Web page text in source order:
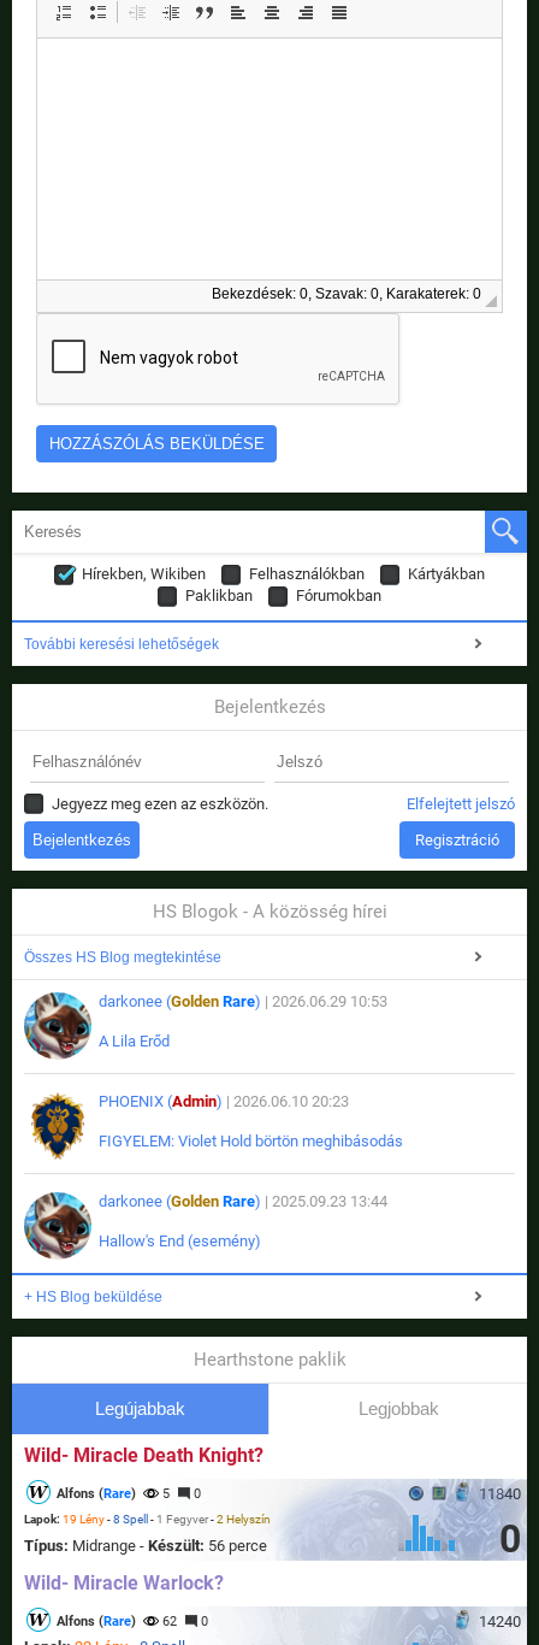
Bekezdések: 0, Szavak: 0, Karakaterek: 0
Hírekben, Wikiben Felhasználókban
Kártyákban
Paklikban
Fórumokban
További keresési lehetőségek
Bejelentkezés
Jegyezz meg ezen az eszközön. Elfelejtett jelszó
Regisztráció
HS Blogok - A közösség hírei
Összes HS Blog megtekintése
darkonee (Golden Rare) | 2026.06.29 10:53
A Lila Erőd
PHOENIX (Admin) | 2026.06.10 20:23
FIGYELEM: Violet Hold börtön meghibásodás
darkonee (Golden Rare) | 2025.09.23 13:44
Hallow's End (esemény)
+ HS Blog beküldése
Hearthstone paklik
Legújabbak Legjobbak
Wild- Miracle Death Knight?
11840
Alfons (Rare) 5 0
Lapok: 19 Lény-8 Spell - 1 Fegyver-2 Helyszín
Típus: Midrange - Készült: 56 perce 0
Wild- Miracle Warlock?
14240
Alfons (Rare) 62 0